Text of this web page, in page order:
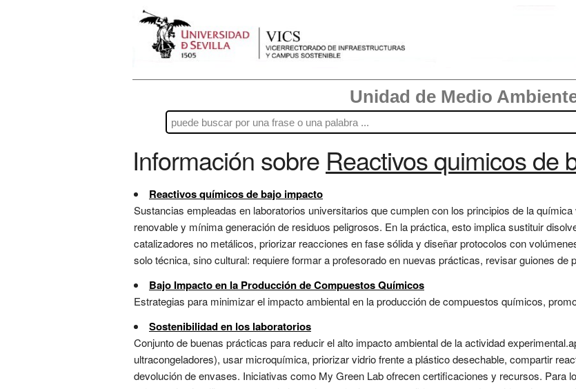
Unidad de Medio
Información sobre Reactivos quimicos de
Reactivos químicos de bajo impacto
Sustancias empleadas en laboratorios universitarios que cumplen con los principios de la
renovable y mínima generación de residuos peligrosos. En la práctica, esto implica sustituir
catalizadores no metálicos, priorizar reacciones en fase sólida y diseñar protocolos con
solo técnica, sino cultural: requiere formar a profesorado en nuevas prácticas, revisar guiones
Bajo Impacto en la Producción de Compuestos Químicos
Estrategias para minimizar el impacto ambiental en la producción de compuestos químicos,
Sostenibilidad en los laboratorios
Conjunto de buenas prácticas para reducir el alto impacto ambiental de la actividad
ultracongeladores), usar microquímica, priorizar vidrio frente a plástico desechable, compartir
devolución de envases. Iniciativas como My Green Lab ofrecen certificaciones y recursos. Para